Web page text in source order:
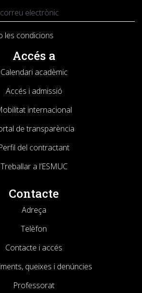
les condicions
Accés a
Calendari acadèmic
Accés i admissió
internacional
de transparència
del contractant
Treballar a l’ESMUC
Contacte
Adreça
Telèfon
Contacte i accés
queixes i denúncies
Professorat